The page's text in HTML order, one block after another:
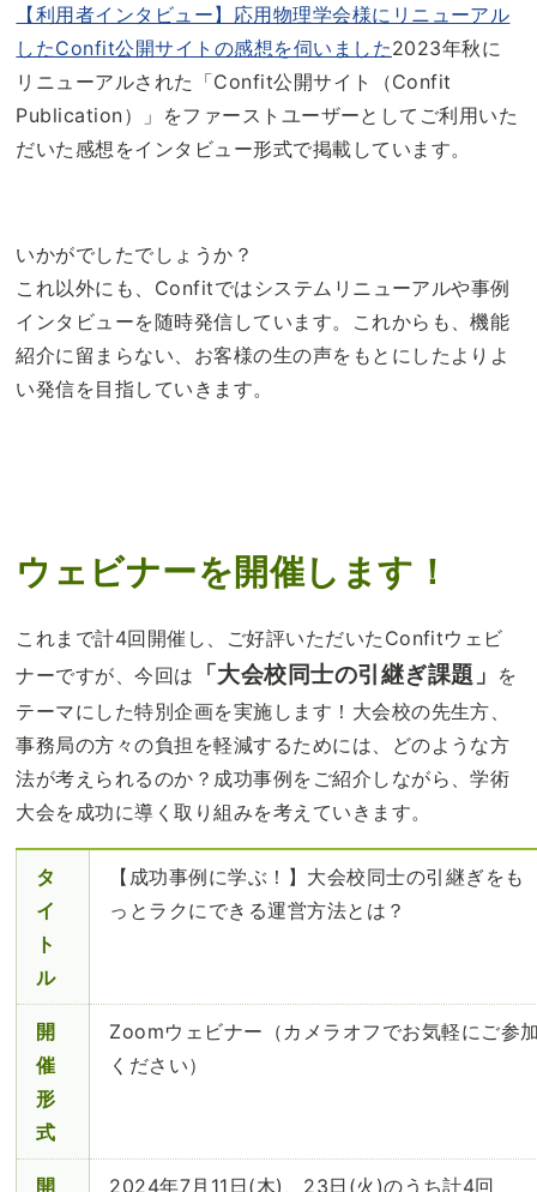
【利用者インタビュー】応用物理学会様にリニューアル
したConfit公開サイトの感想を伺いました2023年秋に
リニューアルされた「Confit公開サイト（Confit
Publication）」をファーストユーザーとしてご利用いた
だいた感想をインタビュー形式で掲載しています。
いかがでしたでしょうか？
これ以外にも、Confitではシステムリニューアルや事例
インタビューを随時発信しています。これからも、機能
紹介に留まらない、お客様の生の声をもとにしたよりよ
い発信を目指していきます。
ウェビナーを開催します！
これまで計4回開催し、ご好評いただいたConfitウェビ
ナーですが、今回は
「大会校同士の引継ぎ課題」 を
テーマにした特別企画を実施します！大会校の先生方、
事務局の方々の負担を軽減するためには、どのような方
法が考えられるのか？成功事例をご紹介しながら、学術
大会を成功に導く取り組みを考えていきます。
タ
イ
ト
ル
【成功事例に学ぶ！】大会校同士の引継ぎをも
っとラクにできる運営方法とは？
開
催
形
式
Zoomウェビナー（カメラオフでお気軽にご参
ください）
開
2024年7月11日(木)、23日(火)のうち計4回